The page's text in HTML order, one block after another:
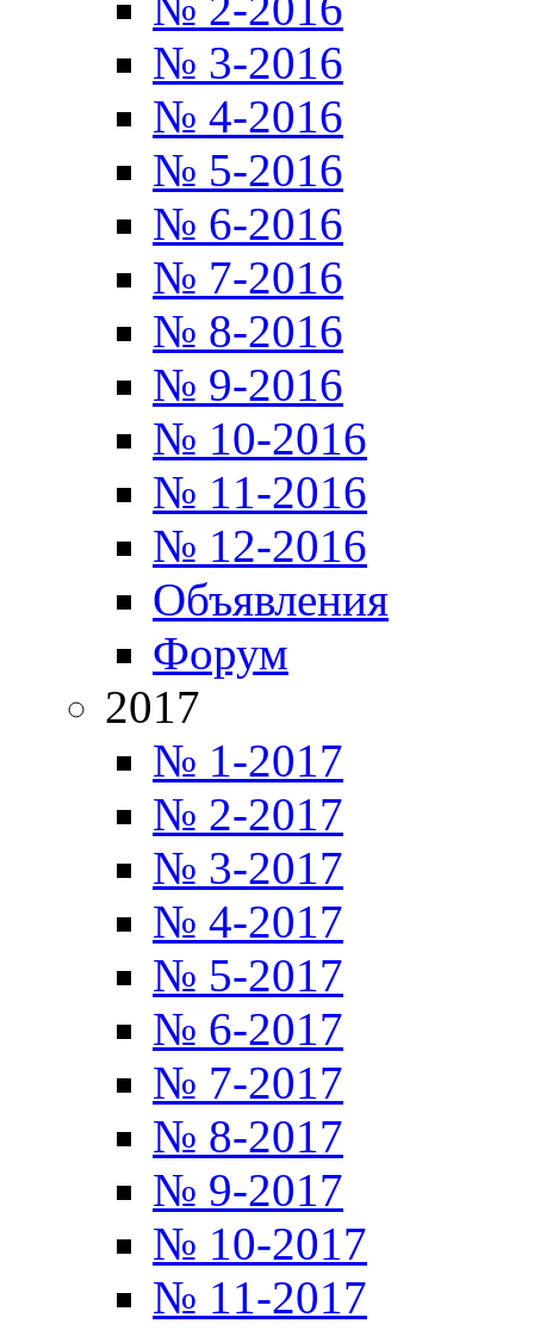
№ 3-2016
№ 4-2016
№ 5-2016
№ 6-2016
№ 7-2016
№ 8-2016
№ 9-2016
№ 10-2016
№ 11-2016
№ 12-2016
Объявления
Форум
2017
№ 1-2017
№ 2-2017
№ 3-2017
№ 4-2017
№ 5-2017
№ 6-2017
№ 7-2017
№ 8-2017
№ 9-2017
№ 10-2017
№ 11-2017